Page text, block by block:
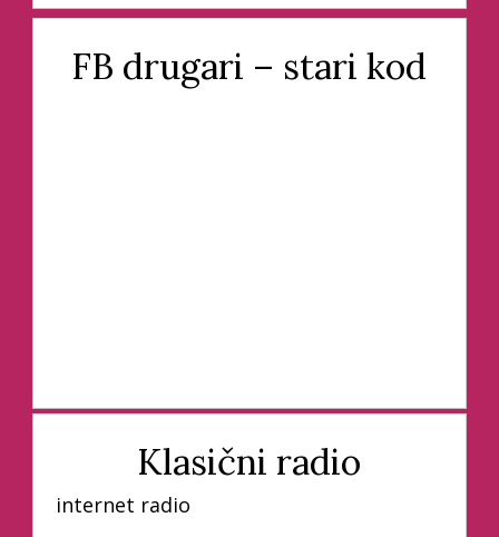
FB drugari – stari kod
Klasični radio
internet radio